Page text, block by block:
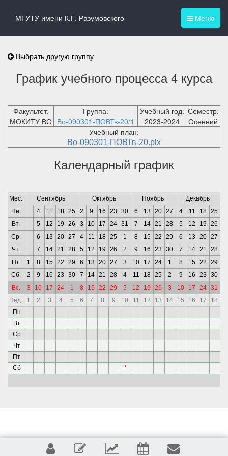
Меню
МГУТУ имени К.Г. Разумовского
Выбрать другую группу
График учебного процесса 4 курса
Факультет:
МОКИТУ ВО
Группа:
Во-090301-ПОВТв-20/1
Учебный год:
2023-2024
Семестр:
Осенний
Учебный план:
Во-090301-ПОВТв-20.plx
Календарный график
Мес. Сентябрь Октябрь Ноябрь
Декабрь
Пн.
4 11 18 25 2 9 16 23 30 6 13 20 27 4 11 18 25
Вт.
5 12 19 26 3 10 17 24 31 7 14 21 28 5 12 19 26
Ср.
6 13 20 27 4 11 18 25 1 8 15 22 29 6 13 20 27
Чт.
7 14 21 28 5 12 19 26 2 9 16 23 30 7 14 21 28
Пт.
1 8 15 22 29 6 13 20 27 3 10 17 24 1 8 15 22 29
Сб.
2 9 16 23 30 7 14 21 28 4 11 18 25 2 9 16 23 30
Вс.
3 10 17 24 1 8 15 22 29 5 12 19 26 3 10 17 24 31
Нед.
1 2 3 4 5 6 7 8 9 10 11 12 13 14 15 16 17 18
Пн
Вт
Ср
Чт
Пт
Сб
*